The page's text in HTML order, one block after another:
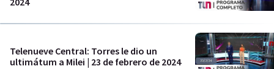
Telenueve Central: Torres le dio un
ultimátum a Milei | 23 de febrero de 2024